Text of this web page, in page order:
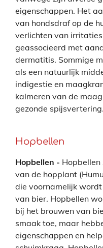
eigenschappen. Het
van hondsdraf op de
verlichten van
geassocieerd met
dermatitis. Sommige
als een natuurlijk
indigestie en
kalmeren van de
gezonde spijsvertering.
Hopbellen
Hopbellen -
van de hopplant
die voornamelijk
van bier. Hopbellen
bij het brouwen van
smaak toe, maar
eigenschappen en